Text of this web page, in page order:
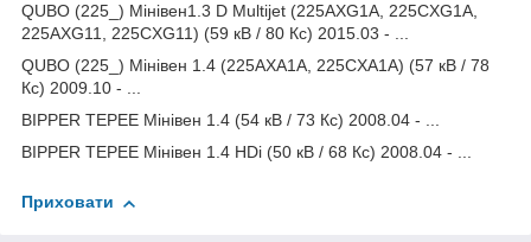
QUBO (225_) Мінівен1.3 D Multijet (225AXG1A, 225CXG1A,
225AXG11, 225CXG11) (59 кВ / 80 Кс) 2015.03 - ...
QUBO (225_) Мінівен 1.4 (225AXA1A, 225CXA1A) (57 кВ / 78
Кс) 2009.10 - ...
BIPPER TEPEE Мінівен 1.4 (54 кВ / 73 Кс) 2008.04 - ...
BIPPER TEPEE Мінівен 1.4 HDi (50 кВ / 68 Кс) 2008.04 - ...
Приховати